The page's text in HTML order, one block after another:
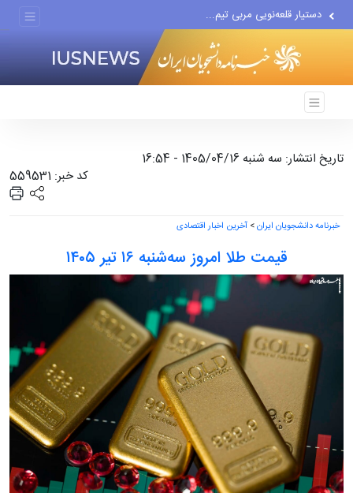
دستیار قلعه‌نویی مربی تیم...
انتشار اخبار جعلی توسط...
تاریخ انتشار: سه شنبه 1405/04/16 - 16:54
کد خبر: 559531
خبرنامه دانشجویان ایران> آخرین اخبار اقتصادی
قیمت طلا امروز سه‌شنبه ۱۶ تیر ۱۴۰۵